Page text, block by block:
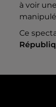
à voir
Ce